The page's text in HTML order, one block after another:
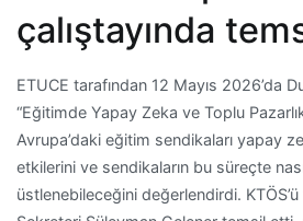
çalıştayında
ETUCE tarafından 12 Mayıs 2026’da
“Eğitimde Yapay Zeka ve Toplu
Avrupa’daki eğitim sendikaları yapay
etkilerini ve sendikaların bu süreçte
üstlenebileceğini değerlendirdi.